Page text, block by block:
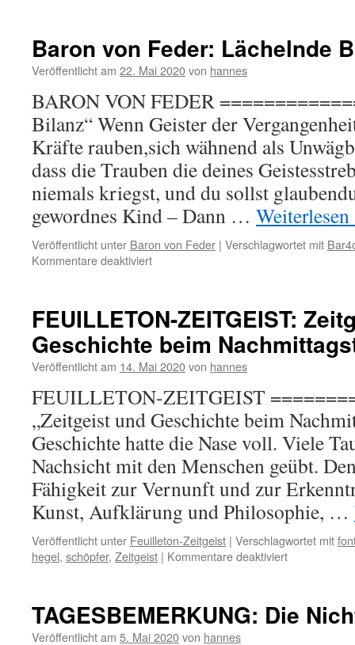
Baron von Feder: Lächelnde
Veröffentlicht am 22. Mai 2020von hannes
BARON VON FEDER
Bilanz“ Wenn Geister der
Kräfte rauben,sich wähnend als
dass die Trauben die deines
niemals kriegst, und du sollst
gewordnes Kind – Dann … Weiterlesen
Veröffentlicht unter Baron von Feder | Verschlagwortet mit
Kommentare deaktiviertfür
Lächelnde
Bilanz
FEUILLETON-ZEITGEIST:
Geschichte beim
Veröffentlicht am 14. Mai 2020von hannes
FEUILLETON-ZEITGEIST
„Zeitgeist und Geschichte beim
Geschichte hatte die Nase voll. Viele
Nachsicht mit den Menschen geübt.
Fähigkeit zur Vernunft und zur
Kunst, Aufklärung und Philosophie, …
Veröffentlicht unter Feuilleton-Zeitgeist | Verschlagwortet mit
hegel, schöpfer, Zeitgeist | Kommentare deaktiviertfür
und
TAGESBEMERKUNG: Die
Veröffentlicht am 5. Mai 2020von hannes